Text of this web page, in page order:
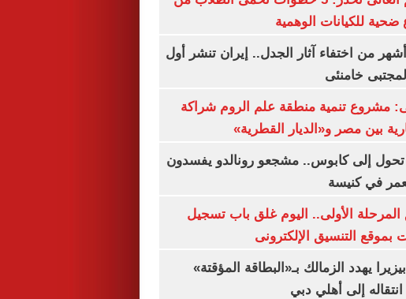
ضحية للكيانات الوهمية
بعد 5 أشهر من اختفاء آثار الجدل.. إيران تنشر أول
خامنئى
مشروع تنمية منطقة علم الروم شراكة
بين مصر و«الديار القطرية»
إلى كابوس.. مشجعو رونالدو يفسدون
في كنيسة
المرحلة الأولى.. اليوم غلق باب تسجيل
بموقع التنسيق الإلكترونى
يهدد الزمالك بـ«البطاقة المؤقتة»
انتقاله إلى أهلي دبي